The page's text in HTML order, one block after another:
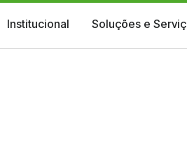
Institucional Soluções e